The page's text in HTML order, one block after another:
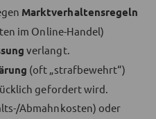
Marktverhaltensregeln
im Online-Handel)
verlangt.
(oft „strafbewehrt“)
gefordert wird.
Abmahnkosten) oder